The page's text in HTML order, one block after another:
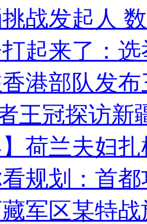
战发起人
起来了：
港部队发
王冠探访新
】荷兰夫妇
规划：首
军区某特